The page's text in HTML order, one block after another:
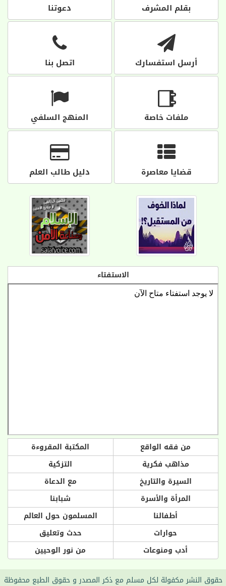
بقلم المشرف دعوتنا
أرسل استفسارك اتصل بنا
ملفات خاصة المنهج السلفي
قضايا معاصرة دليل طالب العلم
الاستفتاء
من فقه الواقع
المكتبة المقروءة
مذاهب فكرية
التزكية
السيرة والتاريخ
مع الدعاة
المرأة والأسرة
شبابنا
أطفالنا
المسلمون حول العالم
حوارات
حدث وتعليق
أدب ومنوعات
من نور الوحيين
حقوق النشر مكفولة لكل مسلم مع ذكر المصدر و حقوق الطبع محفوظة